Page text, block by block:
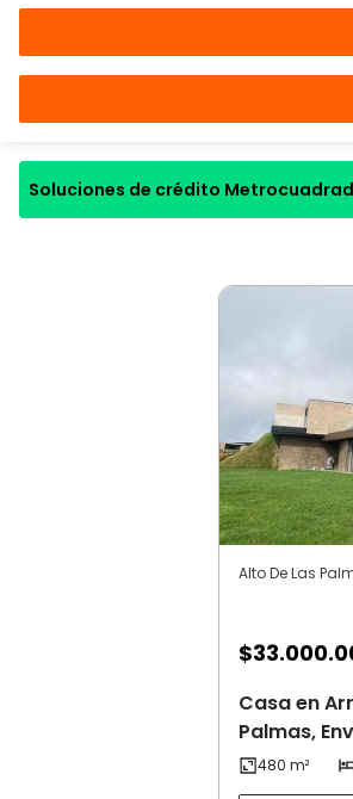
Soluciones de crédito
Alto De Las
$
Casa en
Palmas,